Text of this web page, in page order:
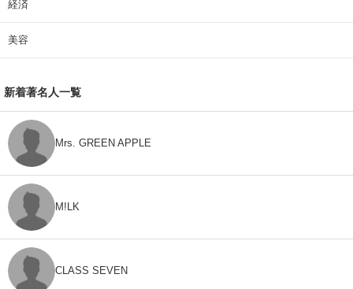
経済
美容
新着著名人一覧
Mrs. GREEN APPLE
M!LK
CLASS SEVEN